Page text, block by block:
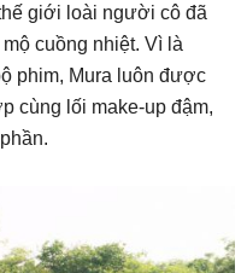
giới loài người cô đã
cuồng nhiệt. Vì là
phim, Mura luôn được
cùng lối make-up đậm,